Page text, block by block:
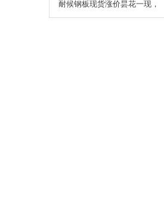
耐候钢板现货涨价昙花一现，
…